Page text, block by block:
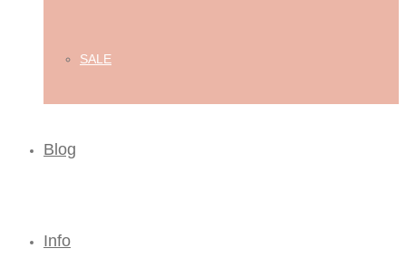
SALE
Blog
Info